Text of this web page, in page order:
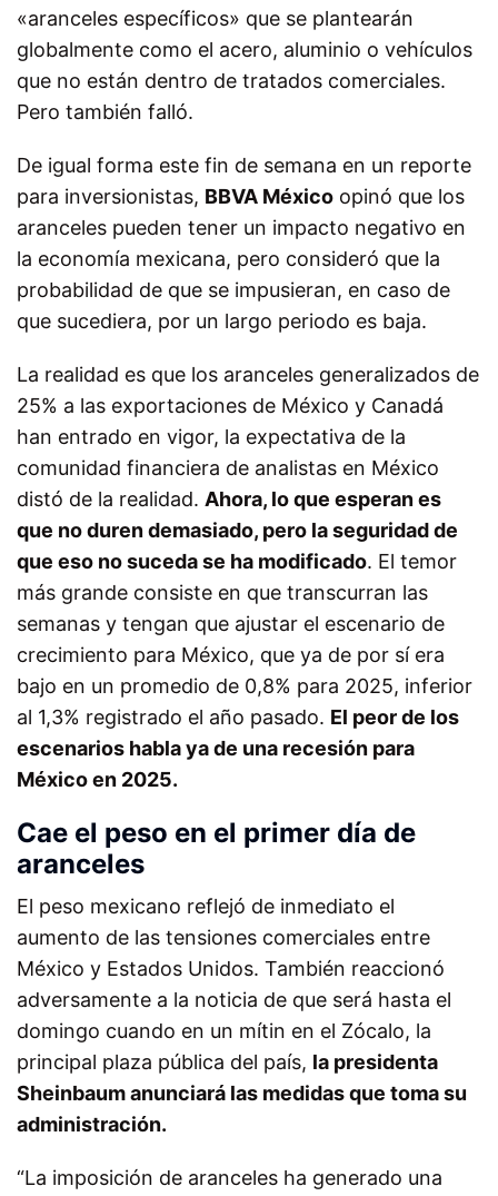
«aranceles específicos» que se plantearán
globalmente como el acero, aluminio o vehículos
que no están dentro de tratados comerciales.
Pero también falló.
De igual forma este fin de semana en un reporte
para inversionistas, BBVA México opinó que los
aranceles pueden tener un impacto negativo en
la economía mexicana, pero consideró que la
probabilidad de que se impusieran, en caso de
que sucediera, por un largo periodo es baja.
La realidad es que los aranceles generalizados de
25% a las exportaciones de México y Canadá
han entrado en vigor, la expectativa de la
comunidad financiera de analistas en México
distó de la realidad. Ahora, lo que esperan es
que no duren demasiado, pero la seguridad de
que eso no suceda se ha modificado. El temor
más grande consiste en que transcurran las
semanas y tengan que ajustar el escenario de
crecimiento para México, que ya de por sí era
bajo en un promedio de 0,8% para 2025, inferior
al 1,3% registrado el año pasado. El peor de los
escenarios habla ya de una recesión para
México en 2025.
Cae el peso en el primer día de
aranceles
El peso mexicano reflejó de inmediato el
aumento de las tensiones comerciales entre
México y Estados Unidos. También reaccionó
adversamente a la noticia de que será hasta el
domingo cuando en un mítin en el Zócalo, la
principal plaza pública del país, la presidenta
Sheinbaum anunciará las medidas que toma su
administración.
“La imposición de aranceles ha generado una